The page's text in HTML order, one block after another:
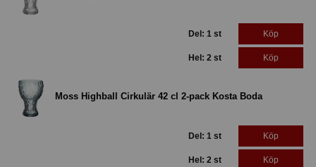
Del: 1 st Köp
Hel: 2 st Köp
Moss Highball Cirkulär 42 cl 2-pack Kosta Boda
Del: 1 st Köp
Hel: 2 st Köp